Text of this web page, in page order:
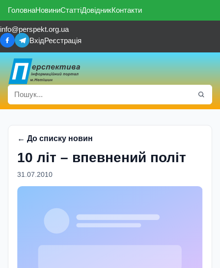
ГоловнаНовиниСтаттіДовідникКонтакти
info@perspekt.org.ua
ВхідРеєстрація
← До списку новин
10 літ – впевнений політ
31.07.2010